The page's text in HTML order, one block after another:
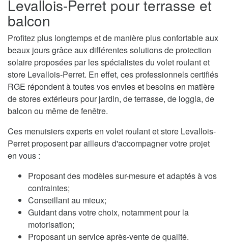
Levallois-Perret pour terrasse et
balcon
Profitez plus longtemps et de manière plus confortable aux
beaux jours grâce aux différentes solutions de protection
solaire proposées par les spécialistes du volet roulant et
store Levallois-Perret. En effet, ces professionnels certifiés
RGE répondent à toutes vos envies et besoins en matière
de stores extérieurs pour jardin, de terrasse, de loggia, de
balcon ou même de fenêtre.
Ces menuisiers experts en volet roulant et store Levallois-
Perret proposent par ailleurs d'accompagner votre projet
en vous :
Proposant des modèles sur-mesure et adaptés à vos
contraintes;
Conseillant au mieux;
Guidant dans votre choix, notamment pour la
motorisation;
Proposant un service après-vente de qualité.